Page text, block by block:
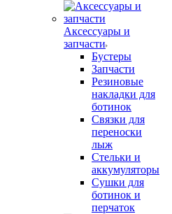
Аксессуары и
запчасти
Бустеры
Запчасти
Резиновые
накладки для
ботинок
Связки для
переноски
лыж
Стельки и
аккумуляторы
Сушки для
ботинок и
перчаток